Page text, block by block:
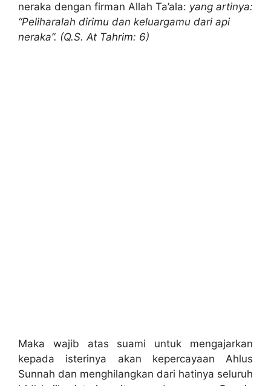
neraka dengan firman Allah Ta’ala: yang artinya:
“Peliharalah dirimu dan keluargamu dari api
neraka”. (Q.S. At Tahrim: 6)
Maka wajib atas suami untuk mengajarkan
kepada isterinya akan kepercayaan Ahlus
Sunnah dan menghilangkan dari hatinya seluruh